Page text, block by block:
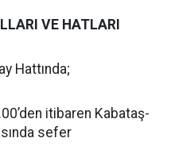
VE HATLARI
Hattında;
itibaren Kabataş-
sefer